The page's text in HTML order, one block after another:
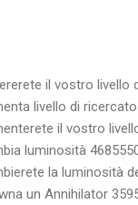
il vostro livello
livello di ricercato
il vostro
luminosità
la luminosità
un Annihilator